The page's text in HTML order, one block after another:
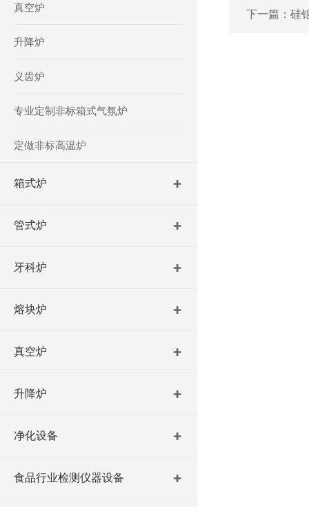
真空炉
升降炉
义齿炉
专业定制非标箱式气氛炉
定做非标高温炉
箱式炉
管式炉
牙科炉
熔块炉
真空炉
升降炉
净化设备
食品行业检测仪器设备
下一篇： 硅